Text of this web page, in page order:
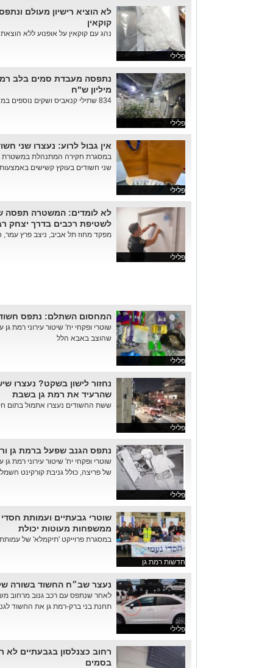
פלילי
קוקאין
נהג עם קוקאין על אופנוע ללא הוצאת
פלילי
מיליון ש"ח
834 שתילי קנאביס ושקים נוספים במשקל של מעל 62 ק"ג ברוטו: בל...
פלילי
אין גבול לרוע: נעצרו שני
במסגרת חקירה המתנהלת במשטרת
שני חשודים בעוקץ קשישים
פלילי
לא לומדים: המשטרה תפסה
לשטיפת רכבים בדרך יצחק
מפקד מחוז תל אביב, ניצב פרץ
פלילי
המחסום השתלם: נתפס
שוטרי ופקחי יח' שיטור עירוני רמת
שהוצב באבא הלל
פלילי
נחזור לישון בשקט? נעצרו
שהרעיד את רמת גן בשבת
ששת החשודים נעצרו אתמול בתום
פלילי
נתפס הגנב שפעל ברמת גן
שוטרי ופקחי יח' שיטור עירוני רמת
של פריצה, כולל גניבת קורקינט
חדשות רמת גן
שוטרי גבעתיים ועמותת חסדי
ממשפחות מעוטות יכולת
במסגרת פרוייקט 'תיקמלא' של
פלילי
נעצר שב״ח החשוד בשורה
לאחר שנתפס עם רכב גנוב מרחוב
תחנת בני ברק-רמת גן את החשוד לגניבה של 6 רכבים
רחוב כצנלסון בגבעתיים
בסמים